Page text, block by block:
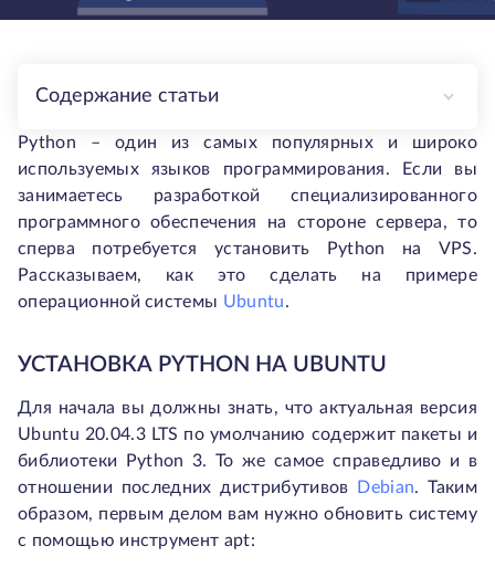
Содержание статьи
Python – один из самых популярных и широко
используемых языков программирования. Если вы
занимаетесь разработкой специализированного
программного обеспечения на стороне сервера, то
сперва потребуется установить Python на VPS.
Рассказываем, как это сделать на примере
операционной системы Ubuntu.
УСТАНОВКА PYTHON НА UBUNTU
Для начала вы должны знать, что актуальная версия
Ubuntu 20.04.3 LTS по умолчанию содержит пакеты и
библиотеки Python 3. То же самое справедливо и в
отношении последних дистрибутивов
Debian. Таким
образом, первым делом вам нужно обновить систему
с помощью инструмент apt: